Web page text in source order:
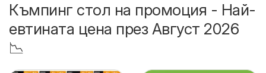
Къмпинг стол на промоция - Най-
евтината цена през Август 2026
📉